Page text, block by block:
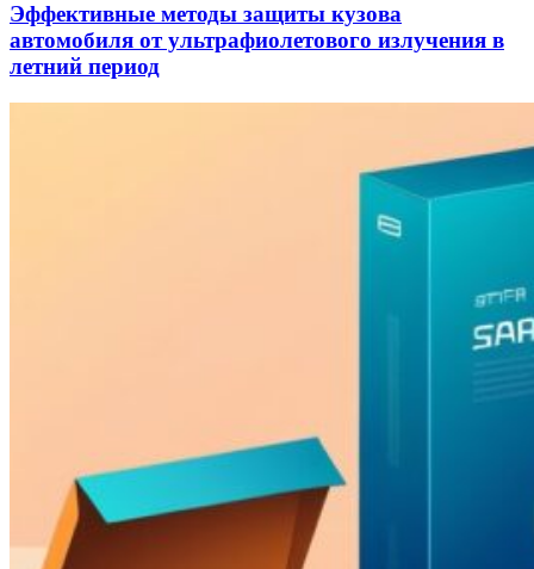
Эффективные методы защиты кузова
автомобиля от ультрафиолетового излучения в
летний период